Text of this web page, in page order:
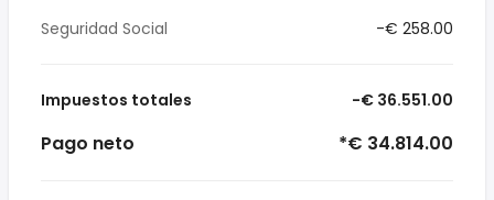
Seguridad Social -€ 258.00
Impuestos totales -€ 36.551.00
Pago neto *€ 34.814.00